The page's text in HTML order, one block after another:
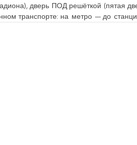
дверь ПОД решёткой (пятая
транспорте: на метро — до